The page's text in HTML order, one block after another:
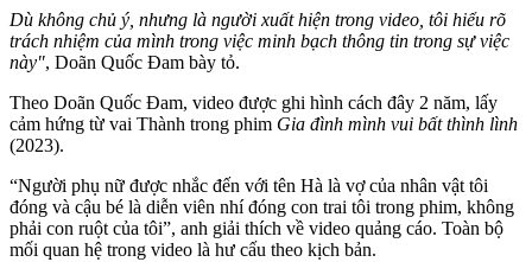
Dù không chủ ý, nhưng là người xuất hiện trong video, tôi hiểu rõ
trách nhiệm của mình trong việc minh bạch thông tin trong sự việc
này", Doãn Quốc Đam bày tỏ.
Theo Doãn Quốc Đam, video được ghi hình cách đây 2 năm, lấy
cảm hứng từ vai Thành trong phim Gia đình mình vui bất thình lình
(2023).
“Người phụ nữ được nhắc đến với tên Hà là vợ của nhân vật tôi
đóng và cậu bé là diễn viên nhí đóng con trai tôi trong phim, không
phải con ruột của tôi”, anh giải thích về video quảng cáo. Toàn bộ
mối quan hệ trong video là hư cấu theo kịch bản.